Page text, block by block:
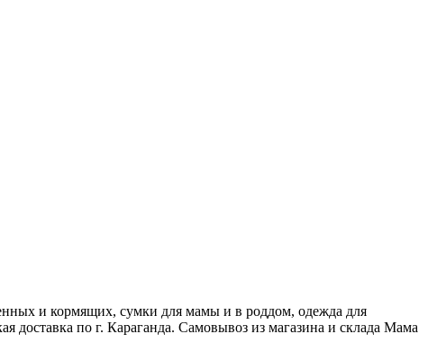
и кормящих, сумки для мамы и в роддом, одежда для
по г. Караганда. Самовывоз из магазина и склада Мама